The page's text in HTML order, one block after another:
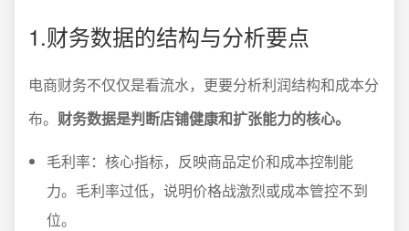
1.财务数据的结构与分析要点
电商财务不仅仅是看流水，更要分析利润结构和成本分
布。 财务数据是判断店铺健康和扩张能力的核心。
毛利率：核心指标，反映商品定价和成本控制能
力。毛利率过低，说明价格战激烈或成本管控不到
位。